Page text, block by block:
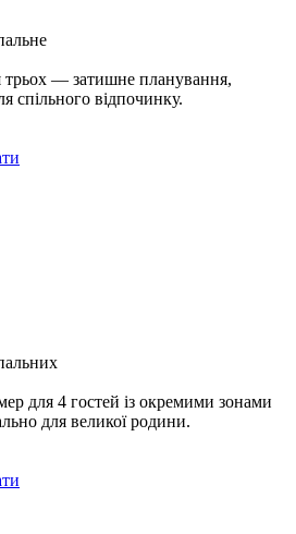
трьох — затишне планування,
спільного відпочинку.
для 4 гостей із окремими зонами
для великої родини.